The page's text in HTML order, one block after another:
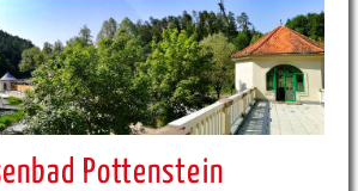
Pottenstein